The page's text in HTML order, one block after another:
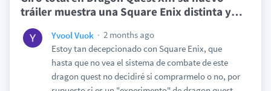
tráiler muestra una Square Enix distinta y…
Yvool Vuok
2 months ago
Estoy tan decepcionado con Square Enix, que
hasta que no vea el sistema de combate de este
dragon quest no decidiré si comprarmelo o no, por